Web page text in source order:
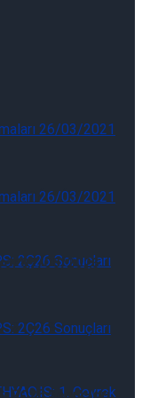
07/08/2026
2Ç26 Sonuçları
07/08/2026
2Ç26 Sonuçları